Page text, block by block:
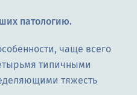
патологию.
чаще всего
типичными
тяжесть